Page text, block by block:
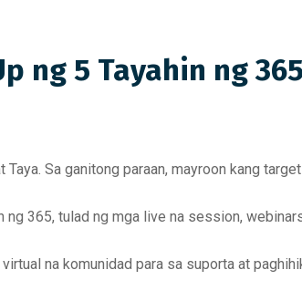
ng 5 Tayahin ng
Sa ganitong paraan, mayroon kang target
365, tulad ng mga live na session,
na komunidad para sa suporta at